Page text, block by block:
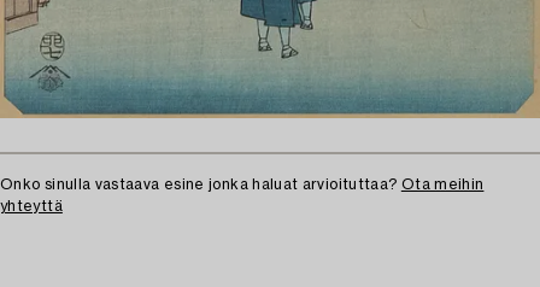
Onko sinulla vastaava esine jonka haluat arvioituttaa? Ota meihin
yhteyttä